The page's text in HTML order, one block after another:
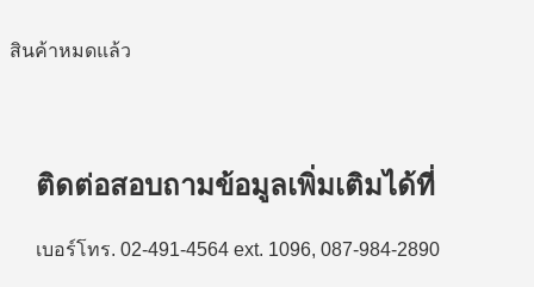
สินค้าหมดแล้ว
ติดต่อสอบถามข้อมูลเพิ่มเติมได้ที่
เบอร์โทร. 02-491-4564 ext. 1096, 087-984-2890